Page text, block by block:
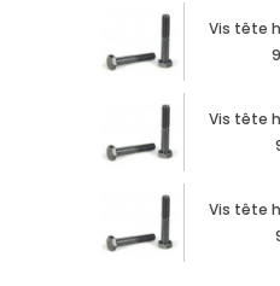
Vis tête
Vis tête
Vis tête